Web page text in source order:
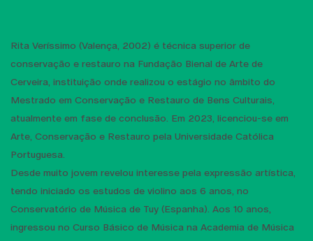
Rita Veríssimo (Valença, 2002) é técnica superior de
conservação e restauro na Fundação Bienal de Arte de
Cerveira, instituição onde realizou o estágio no âmbito do
Mestrado em Conservação e Restauro de Bens Culturais,
atualmente em fase de conclusão. Em 2023, licenciou-se em
Arte, Conservação e Restauro pela Universidade Católica
Portuguesa.
Desde muito jovem revelou interesse pela expressão artística,
tendo iniciado os estudos de violino aos 6 anos, no
Conservatório de Música de Tuy (Espanha). Aos 10 anos,
ingressou no Curso Básico de Música na Academia de Música